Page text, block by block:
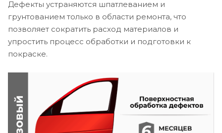
Дефекты устраняются шпатлеванием и
грунтованием только в области ремонта, что
позволяет сократить расход материалов и
упростить процесс обработки и подготовки к
покраске.